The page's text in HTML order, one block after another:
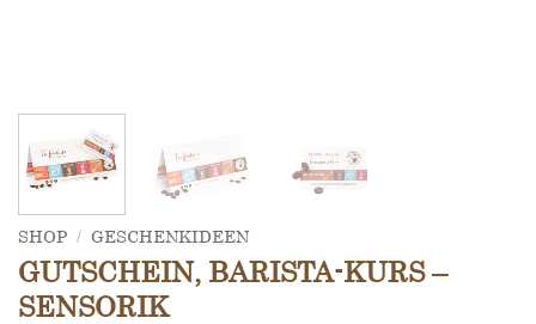
SHOP / GESCHENKIDEEN
GUTSCHEIN, BARISTA-KURS –
SENSORIK